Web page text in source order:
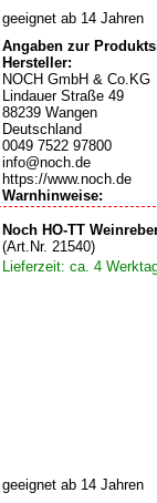
geeignet ab 14 Jahren
Angaben zur
Hersteller:
NOCH GmbH & Co.KG
Lindauer Straße 49
88239 Wangen
Deutschland
0049 7522 97800
info@noch.de
https://www.noch.de
Warnhinweise:
Noch HO-TT
(Art.Nr. 21540)
Lieferzeit: ca. 4
geeignet ab 14 Jahren